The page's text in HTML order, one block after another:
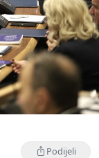
Podijeli